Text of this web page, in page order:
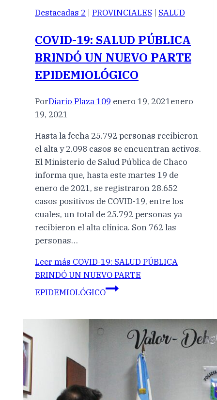
Destacadas 2 | PROVINCIALES | SALUD
COVID-19: SALUD PÚBLICA
BRINDÓ UN NUEVO PARTE
EPIDEMIOLÓGICO
PorDiario Plaza 109 enero 19, 2021enero
19, 2021
Hasta la fecha 25.792 personas recibieron
el alta y 2.098 casos se encuentran activos.
El Ministerio de Salud Pública de Chaco
informa que, hasta este martes 19 de
enero de 2021, se registraron 28.652
casos positivos de COVID-19, entre los
cuales, un total de 25.792 personas ya
recibieron el alta clínica. Son 762 las
personas…
Leer más COVID-19: SALUD PÚBLICA
BRINDÓ UN NUEVO PARTE
EPIDEMIOLÓGICO